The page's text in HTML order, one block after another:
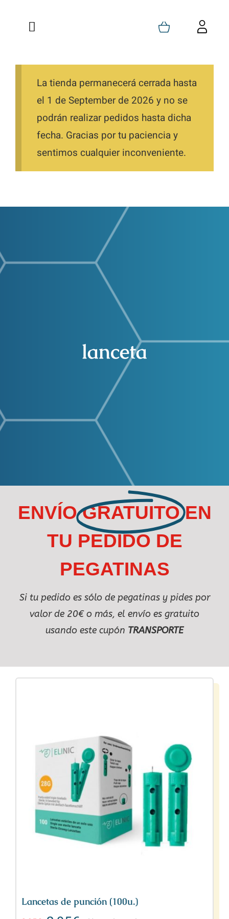
Toggle
Quienes Somos
Formaciones
Tienda
Blog
Mi Cuenta
Pedidos
Descargas
La tienda permanecerá cerrada hasta
el 1 de September de 2026 y no se
podrán realizar pedidos hasta dicha
fecha. Gracias por tu paciencia y
sentimos cualquier inconveniente.
lanceta
ENVÍOGRATUITO EN
TU PEDIDO DE
PEGATINAS
Si tu pedido es sólo de pegatinas y pides por
valor de 20€ o más, el envío es gratuito
usando este cupón TRANSPORTE
Lancetas de punción (100u.)